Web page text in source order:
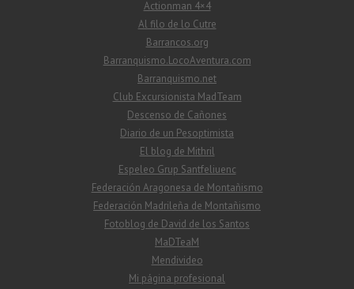
Actionman 4×4
Al filo de lo Cutre
Barrancos.org
Barranquismo.LocoAventura.com
Barranquismo.net
Club Excursionista MadTeam
Descenso de Cañones
Diario de un Pesoptimista
El blog de Mithril
Espeleo Grup Santfeliuenc
Federación Aragonesa de Montañismo
Federación Madrileña de Montañismo
Fotoblog de David de los Santos
MaDTeaM
Mendivideo
Mi página profesional